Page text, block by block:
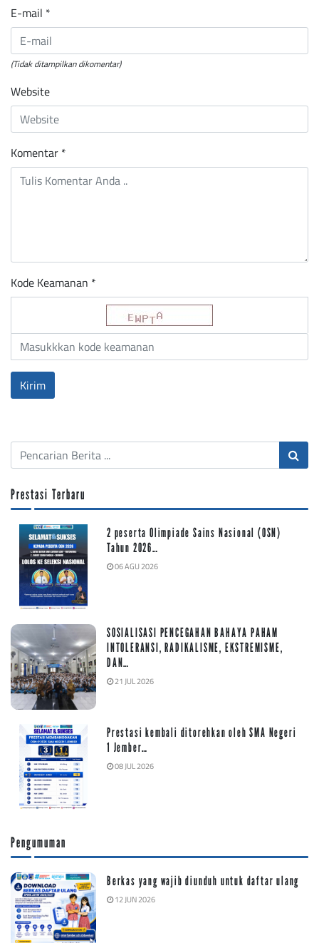
E-mail *
(Tidak ditampilkan dikomentar)
Website
Komentar *
Kode Keamanan *
Prestasi Terbaru
2 peserta Olimpiade Sains Nasional (OSN)
Tahun 2026…
06 AGU 2026
SOSIALISASI PENCEGAHAN BAHAYA PAHAM
INTOLERANSI, RADIKALISME, EKSTREMISME,
DAN…
21 JUL 2026
Prestasi kembali ditorehkan oleh SMA Negeri
1 Jember…
08 JUL 2026
Pengumuman
Berkas yang wajib diunduh untuk daftar ulang
12 JUN 2026